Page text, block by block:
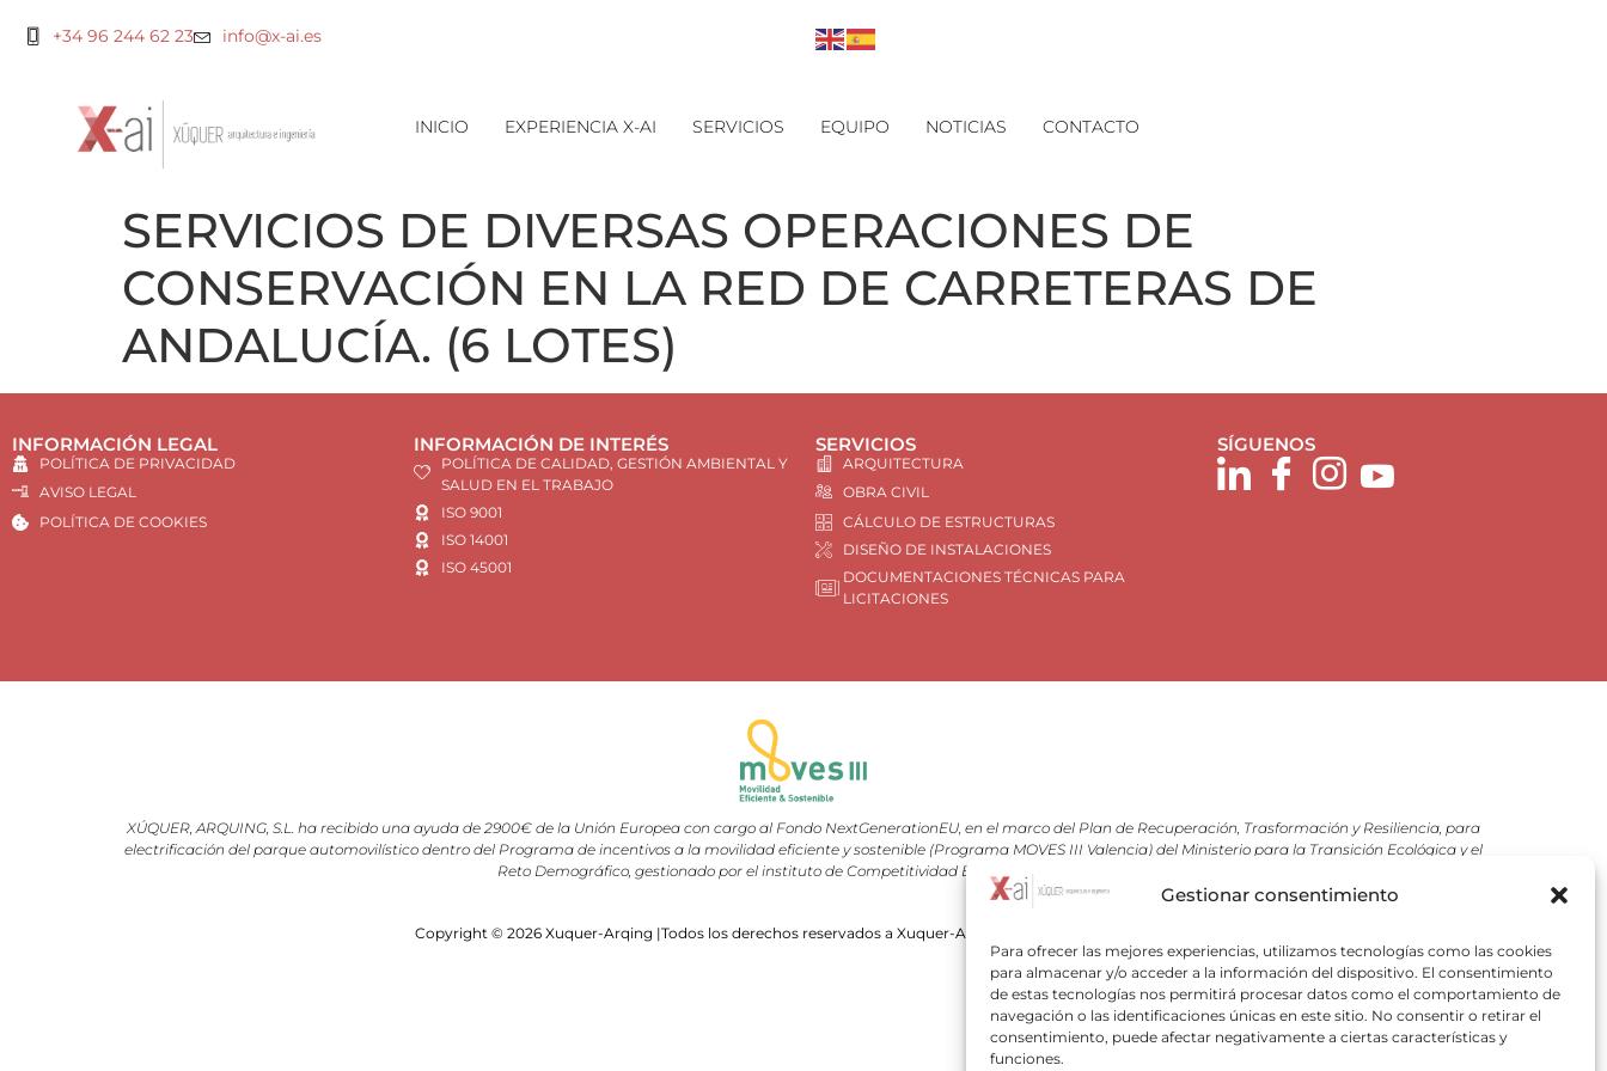
Gestionar consentimiento
Para ofrecer las mejores experiencias, utilizamos tecnologías como las cookies
para almacenar y/o acceder a la información del dispositivo. El consentimiento
de estas tecnologías nos permitirá procesar datos como el comportamiento de
navegación o las identificaciones únicas en este sitio. No consentir o retirar el
consentimiento, puede afectar negativamente a ciertas características y
funciones.
+34 96 244 62 23 info@x-ai.es
INICIO EXPERIENCIA X-AI SERVICIOS EQUIPO NOTICIAS CONTACTO
SERVICIOS DE DIVERSAS OPERACIONES DE
CONSERVACIÓN EN LA RED DE CARRETERAS DE
ANDALUCÍA. (6 LOTES)
INFORMACIÓN LEGAL
POLÍTICA DE PRIVACIDAD
AVISO LEGAL
POLÍTICA DE COOKIES
INFORMACIÓN DE INTERÉS
POLÍTICA DE CALIDAD, GESTIÓN AMBIENTAL Y
SALUD EN EL TRABAJO
ISO 9001
ISO 14001
ISO 45001
SERVICIOS
ARQUITECTURA
OBRA CIVIL
CÁLCULO DE ESTRUCTURAS
DISEÑO DE INSTALACIONES
DOCUMENTACIONES TÉCNICAS PARA
LICITACIONES
SÍGUENOS
XÚQUER, ARQUING, S.L. ha recibido una ayuda de 2900€ de la Unión Europea con cargo al Fondo NextGenerationEU, en el marco del Plan de Recuperación, Trasformación y Resiliencia, para
electrificación del parque automovilístico dentro del Programa de incentivos a la movilidad eficiente y sostenible (Programa MOVES III Valencia) del Ministerio para la Transición Ecológica y el
Reto Demográfico, gestionado por el instituto de Competitividad Empresarial (IVACE).
Copyright © 2026 Xuquer-Arqing |Todos los derechos reservados a Xuquer-Arqing y sus respectivos autores.